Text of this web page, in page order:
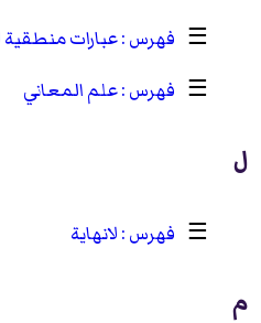
☰
عبارات منطقية
☰
علم المعاني
ل
☰ لانهاية
م